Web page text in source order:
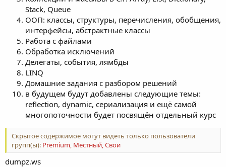
Stack, Queue
ООП: классы, структуры, перечисления, обобщения,
интерфейсы, абстрактные классы
Работа с файлами
Обработка исключений
Делегаты, события, лямбды
LINQ
Домашние задания с разбором решений
в будущем будут добавлены следующие темы:
reflection, dynamic, сериализация и ещё самой
многопоточности будет посвящён отдельный курс
Скрытое содержимое могут видеть только пользователи
групп(ы): Premium, Местный, Свои
dumpz.ws